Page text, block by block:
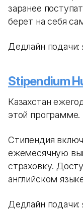
заранее
берет на себя
Дедлайн подачи:
Stipendium
Казахстан
этой программе.
Стипендия
ежемесячную
страховку.
английском
Дедлайн подачи: